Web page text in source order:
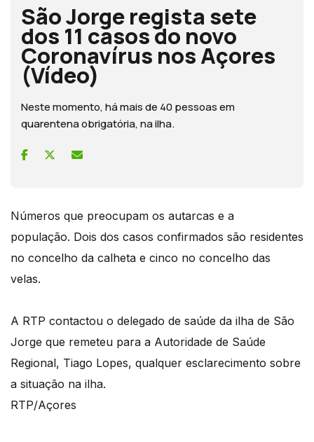
São Jorge regista sete
dos 11 casos do novo
Coronavírus nos Açores
(Vídeo)
Neste momento, há mais de 40 pessoas em
quarentena obrigatória, na ilha.
Números que preocupam os autarcas e a
população. Dois dos casos confirmados são residentes
no concelho da calheta e cinco no concelho das
velas.
A RTP contactou o delegado de saúde da ilha de São
Jorge que remeteu para a Autoridade de Saúde
Regional, Tiago Lopes, qualquer esclarecimento sobre
a situação na ilha.
RTP/Açores